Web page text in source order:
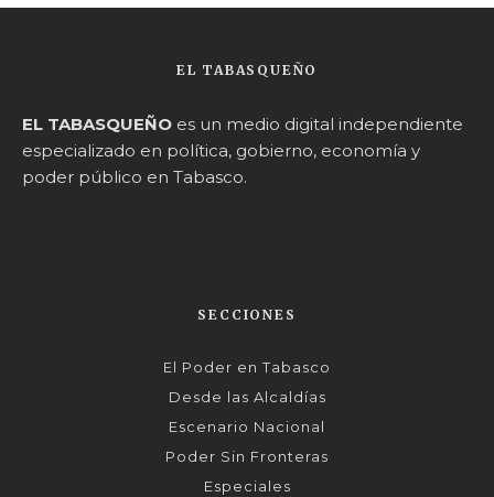
EL TABASQUEÑO
EL TABASQUEÑO es un medio digital independiente
especializado en política, gobierno, economía y
poder público en Tabasco.
SECCIONES
El Poder en Tabasco
Desde las Alcaldías
Escenario Nacional
Poder Sin Fronteras
Especiales